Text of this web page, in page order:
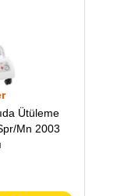
Ütüleme
Mn 2003